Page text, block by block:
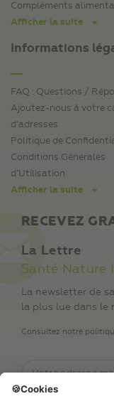
Compléments
Afficher la suite
Informations
FAQ : Questions /
Ajoutez-nous à votre
d’adresses
Politique de
Conditions Générales
d’Utilisation
Afficher la suite
RECEVEZ
La Lettre
Santé Nature
La newsletter de
la plus lue dans le
Consultez notre